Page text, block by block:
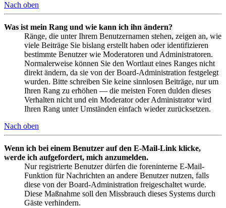
Nach oben
Was ist mein Rang und wie kann ich ihn ändern?
Ränge, die unter Ihrem Benutzernamen stehen, zeigen an, wie
viele Beiträge Sie bislang erstellt haben oder identifizieren
bestimmte Benutzer wie Moderatoren und Administratoren.
Normalerweise können Sie den Wortlaut eines Ranges nicht
direkt ändern, da sie von der Board-Administration festgelegt
wurden. Bitte schreiben Sie keine sinnlosen Beiträge, nur um
Ihren Rang zu erhöhen — die meisten Foren dulden dieses
Verhalten nicht und ein Moderator oder Administrator wird
Ihren Rang unter Umständen einfach wieder zurücksetzen.
Nach oben
Wenn ich bei einem Benutzer auf den E-Mail-Link klicke,
werde ich aufgefordert, mich anzumelden.
Nur registrierte Benutzer dürfen die foreninterne E-Mail-
Funktion für Nachrichten an andere Benutzer nutzen, falls
diese von der Board-Administration freigeschaltet wurde.
Diese Maßnahme soll den Missbrauch dieses Systems durch
Gäste verhindern.